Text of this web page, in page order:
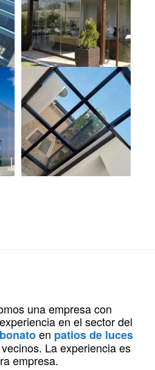
una empresa con
en el sector del
en patios de luces
La experiencia es
empresa.